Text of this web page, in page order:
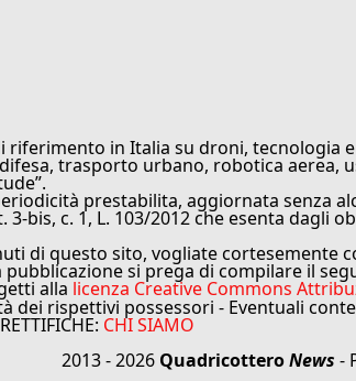
in Italia su droni, tecnologia
trasporto urbano, robotica aerea,
prestabilita, aggiornata senza
bis, c. 1, L. 103/2012 che esenta dagli
di questo sito, vogliate cortesemente
si prega di compilare il
alla licenza Creative Commons
dei rispettivi possessori - Eventuali
CHI SIAMO
2013 - 2026 QuadricotteroNews -